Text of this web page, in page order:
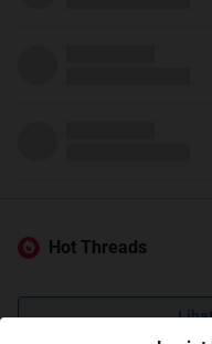
Hot Threads